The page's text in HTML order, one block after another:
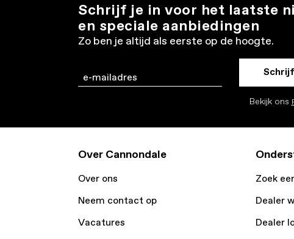
Schrijf je in voor het laatste
en speciale aanbiedingen
Zo ben je altijd als eerste op de hoogte.
Email
Bekijk ons
Over Cannondale
Over ons
Neem contact op
Vacatures
Zoek
Dealer
Dealer